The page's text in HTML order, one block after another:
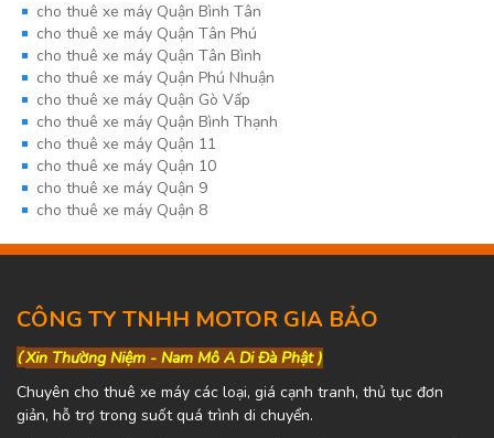
cho thuê xe máy Quận Bình Tân
cho thuê xe máy Quận Tân Phú
cho thuê xe máy Quận Tân Bình
cho thuê xe máy Quận Phú Nhuận
cho thuê xe máy Quận Gò Vấp
cho thuê xe máy Quận Bình Thạnh
cho thuê xe máy Quận 11
cho thuê xe máy Quận 10
cho thuê xe máy Quận 9
cho thuê xe máy Quận 8
CÔNG TY TNHH MOTOR GIA BẢO
(Xin Thường Niệm - Nam Mô A Di Đà Phật )
Chuyên cho thuê xe máy các loại, giá cạnh tranh, thủ tục đơn
giản, hỗ trợ trong suốt quá trình di chuyển.